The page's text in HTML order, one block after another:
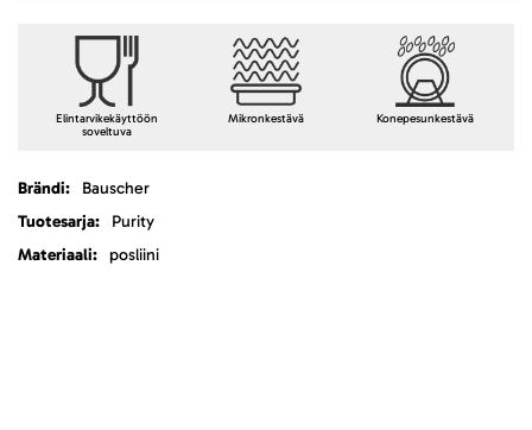
Elintarvikekäyttöön
soveltuva
Mikronkestävä Konepesunkestävä
LisätietojaBauscher
Purity
posliini